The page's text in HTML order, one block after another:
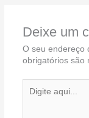
Deixe um
O seu endereço
obrigatórios são
aqui...